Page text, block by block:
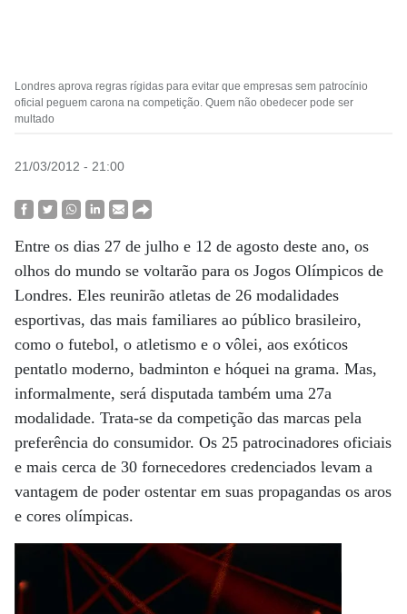
Londres aprova regras rígidas para evitar que empresas sem patrocínio
oficial peguem carona na competição. Quem não obedecer pode ser
multado
21/03/2012 - 21:00
Entre os dias 27 de julho e 12 de agosto deste ano, os
olhos do mundo se voltarão para os Jogos Olímpicos de
Londres. Eles reunirão atletas de 26 modalidades
esportivas, das mais familiares ao público brasileiro,
como o futebol, o atletismo e o vôlei, aos exóticos
pentatlo moderno, badminton e hóquei na grama. Mas,
informalmente, será disputada também uma 27a
modalidade. Trata-se da competição das marcas pela
preferência do consumidor. Os 25 patrocinadores oficiais
e mais cerca de 30 fornecedores credenciados levam a
vantagem de poder ostentar em suas propagandas os aros
e cores olímpicas.